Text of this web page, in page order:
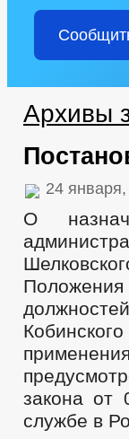
ИНФОРМАЦИЯ О
ПЕРЕЧЕНЬ
СХЕМЫ
СВЕДЕНИЯ О
СВЕДЕНИЯ О
ИНФОРМАЦИЯ О
КАДРОВЫЙ
СПЕЦИАЛЬНАЯ
ПЕРЕЧЕНЬ
ОБЪЕКТЫ ДЛЯ
ОБЪЕКТЫ,
ЧИСЛО
ФИНАНСОВО-
СОВЕТ ПО
МЕСТНЫЕ
Архивы
24
О
Положения
закона от
службе в